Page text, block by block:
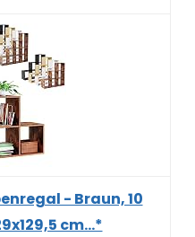
- Braun, 10
cm...*